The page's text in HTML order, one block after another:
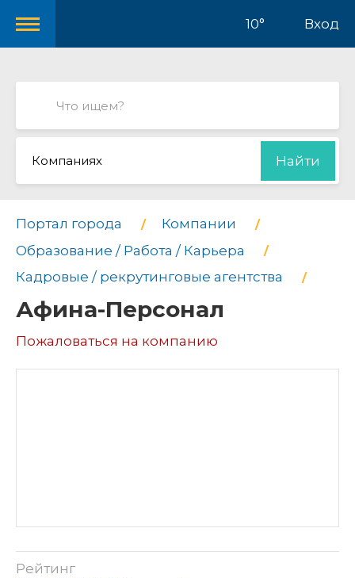
10° Вход
Компаниях Найти
Портал города
Компании
Образование / Работа / Карьера
Кадровые / рекрутинговые агентства
Афина-Персонал
Пожаловаться на компанию
Рейтинг